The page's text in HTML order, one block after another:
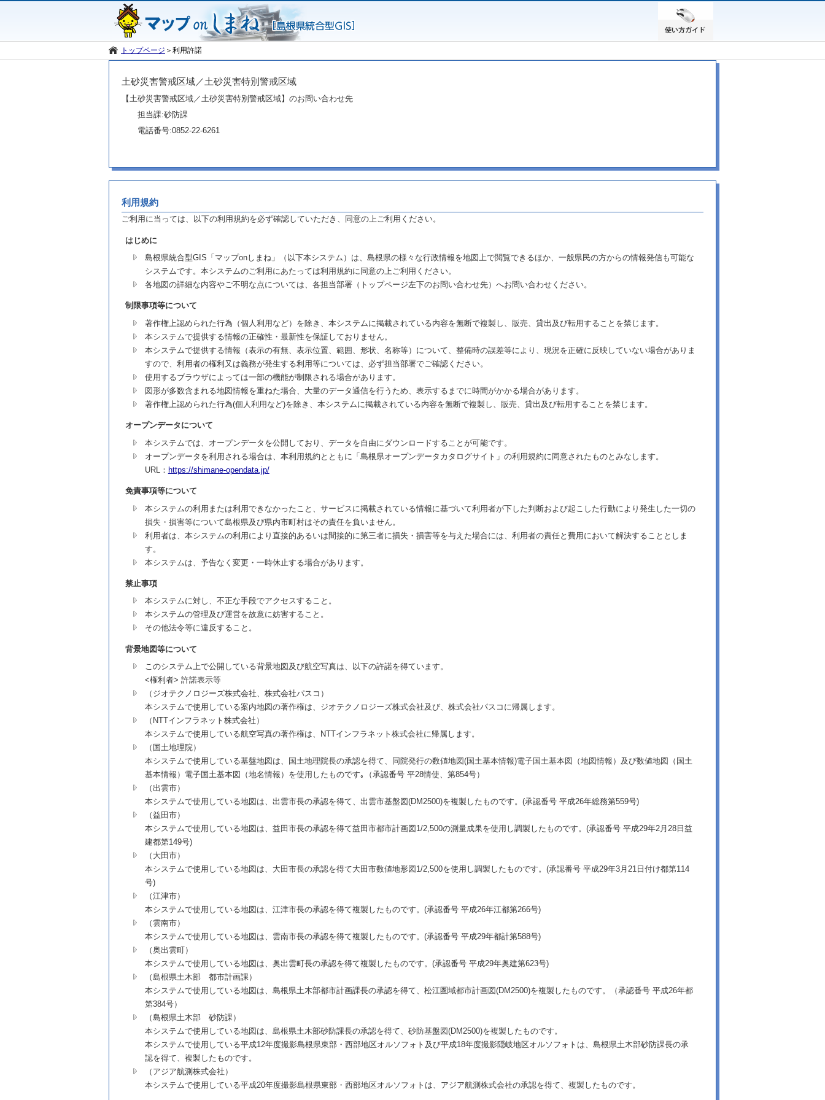
トップページ ＞ 利用許諾
土砂災害警戒区域／土砂災害特別警戒区域
【土砂災害警戒区域／土砂災害特別警戒区域】のお問い合わせ先
担当課:砂防課
電話番号:0852-22-6261
利用規約
ご利用に当っては、以下の利用規約を必ず確認していただき、同意の上ご利用ください。
はじめに
島根県統合型GIS「マップonしまね」（以下本システム）は、島根県の様々な行政情報を地図上で閲覧できるほか、一般県民の方からの情報発信も可能な
システムです。本システムのご利用にあたっては利用規約に同意の上ご利用ください。
各地図の詳細な内容やご不明な点については、各担当部署（トップページ左下のお問い合わせ先）へお問い合わせください。
制限事項等について
著作権上認められた行為（個人利用など）を除き、本システムに掲載されている内容を無断で複製し、販売、貸出及び転用することを禁じます。
本システムで提供する情報の正確性・最新性を保証しておりません。
本システムで提供する情報（表示の有無、表示位置、範囲、形状、名称等）について、整備時の誤差等により、現況を正確に反映していない場合がありま
すので、利用者の権利又は義務が発生する利用等については、必ず担当部署でご確認ください。
使用するブラウザによっては一部の機能が制限される場合があります。
図形が多数含まれる地図情報を重ねた場合、大量のデータ通信を行うため、表示するまでに時間がかかる場合があります。
著作権上認められた行為(個人利用など)を除き、本システムに掲載されている内容を無断で複製し、販売、貸出及び転用することを禁じます。
オープンデータについて
本システムでは、オープンデータを公開しており、データを自由にダウンロードすることが可能です。
オープンデータを利用される場合は、本利用規約とともに「島根県オープンデータカタログサイト」の利用規約に同意されたものとみなします。
URL： https://shimane-opendata.jp/
免責事項等について
本システムの利用または利用できなかったこと、サービスに掲載されている情報に基づいて利用者が下した判断および起こした行動により発生した一切の
損失・損害等について島根県及び県内市町村はその責任を負いません。
利用者は、本システムの利用により直接的あるいは間接的に第三者に損失・損害等を与えた場合には、利用者の責任と費用において解決することとしま
す。
本システムは、予告なく変更・一時休止する場合があります。
禁止事項
本システムに対し、不正な手段でアクセスすること。
本システムの管理及び運営を故意に妨害すること。
その他法令等に違反すること。
背景地図等について
このシステム上で公開している背景地図及び航空写真は、以下の許諾を得ています。
<権利者> 許諾表示等
（ジオテクノロジーズ株式会社、株式会社パスコ）
本システムで使用している案内地図の著作権は、ジオテクノロジーズ株式会社及び、株式会社パスコに帰属します。
（NTTインフラネット株式会社）
本システムで使用している航空写真の著作権は、NTTインフラネット株式会社に帰属します。
（国土地理院）
本システムで使用している基盤地図は、国土地理院長の承認を得て、同院発行の数値地図(国土基本情報)電子国土基本図（地図情報）及び数値地図（国土
基本情報）電子国土基本図（地名情報）を使用したものです｡（承認番号 平28情使、第854号）
（出雲市）
本システムで使用している地図は、出雲市長の承認を得て、出雲市基盤図(DM2500)を複製したものです。(承認番号 平成26年総務第559号)
（益田市）
本システムで使用している地図は、益田市長の承認を得て益田市都市計画図1/2,500の測量成果を使用し調製したものです。(承認番号 平成29年2月28日益
建都第149号)
（大田市）
本システムで使用している地図は、大田市長の承認を得て大田市数値地形図1/2,500を使用し調製したものです。(承認番号 平成29年3月21日付け都第114
号)
（江津市）
本システムで使用している地図は、江津市長の承認を得て複製したものです。(承認番号 平成26年江都第266号)
（雲南市）
本システムで使用している地図は、雲南市長の承認を得て複製したものです。(承認番号 平成29年都計第588号)
（奥出雲町）
本システムで使用している地図は、奥出雲町長の承認を得て複製したものです。(承認番号 平成29年奥建第623号)
（島根県土木部 都市計画課）
本システムで使用している地図は、島根県土木部都市計画課長の承認を得て、松江圏域都市計画図(DM2500)を複製したものです。（承認番号 平成26年都
第384号）
（島根県土木部 砂防課）
本システムで使用している地図は、島根県土木部砂防課長の承認を得て、砂防基盤図(DM2500)を複製したものです。
本システムで使用している平成12年度撮影島根県東部・西部地区オルソフォト及び平成18年度撮影隠岐地区オルソフォトは、島根県土木部砂防課長の承
認を得て、複製したものです。
（アジア航測株式会社）
本システムで使用している平成20年度撮影島根県東部・西部地区オルソフォトは、アジア航測株式会社の承認を得て、複製したものです。